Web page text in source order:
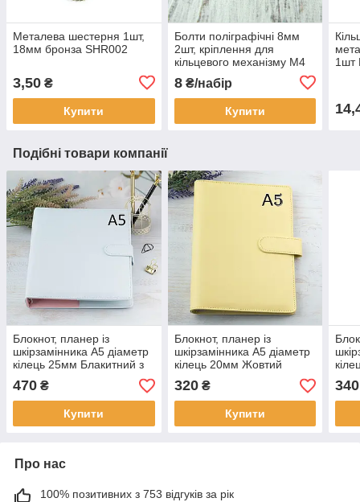
Металева шестерня 1шт,
18мм бронза SHR002
3,50 ₴
Купити
Болти поліграфічні 8мм
2шт, кріплення для
кільцевого механізму М4
8₴/набір
Купити
1шт
Подібні товари компанії
Блокнот, планер із
шкірзамінника А5 діаметр
кілець 25мм Блакитний з
блиском BSH006
470 ₴
Купити
Блокнот, планер із
шкірзамінника А5 діаметр
кілець 20мм Жовтий
BSH036
320₴
Купити
340
Про нас
100% позитивних з 753 відгуків за рік